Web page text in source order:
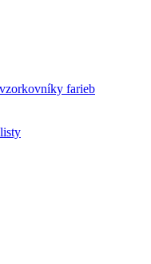
farieb